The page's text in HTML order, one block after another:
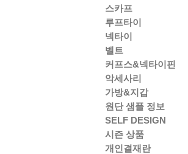
스카프
루프타이
넥타이
벨트
커프스&넥타이핀
악세사리
가방&지갑
원단 샘플 정보
SELF DESIGN
시즌 상품
개인결재란